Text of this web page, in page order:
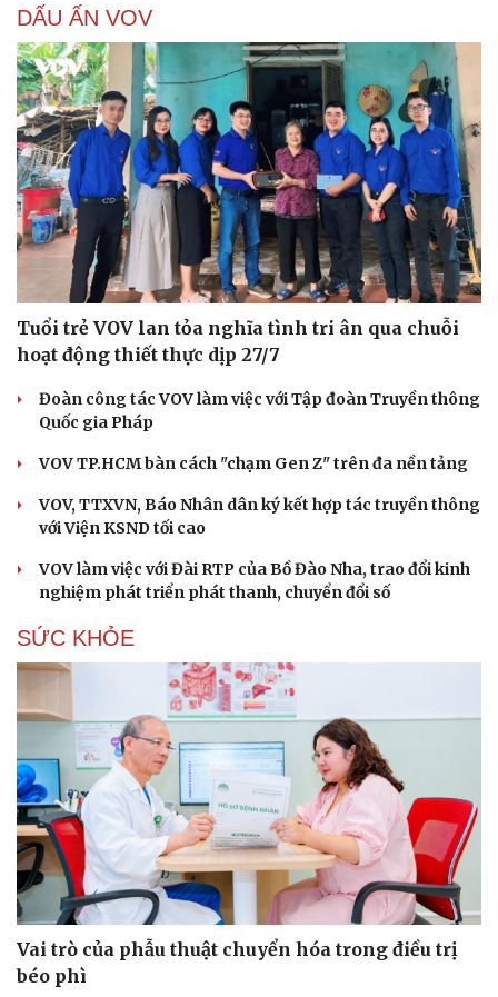
Cải chính
DẤU ẤN VOV
Tuổi trẻ VOV lan tỏa nghĩa tình tri ân qua chuỗi
hoạt động thiết thực dịp 27/7
Đoàn công tác VOV làm việc với Tập đoàn Truyền thông
Quốc gia Pháp
VOV TP.HCM bàn cách "chạm Gen Z" trên đa nền tảng
VOV, TTXVN, Báo Nhân dân ký kết hợp tác truyền thông
với Viện KSND tối cao
VOV làm việc với Đài RTP của Bồ Đào Nha, trao đổi kinh
nghiệm phát triển phát thanh, chuyển đổi số
SỨC KHỎE
Vai trò của phẫu thuật chuyển hóa trong điều trị
béo phì